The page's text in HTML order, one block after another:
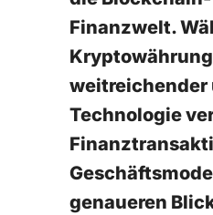
Finanzwelt.
weitreichender
Technologie
genaueren